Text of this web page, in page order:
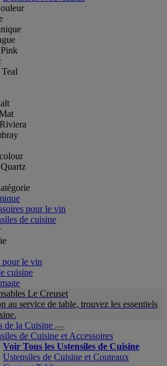
pour le vin
de cuisine
pour le vin
cuisine
Le Creuset
au service de table, trouvez les essentiels
de la Cuisine
de Cuisine et Accessoires
Voir Tous les Ustensiles de Cuisine
Ustensiles de Cuisine et Couteaux